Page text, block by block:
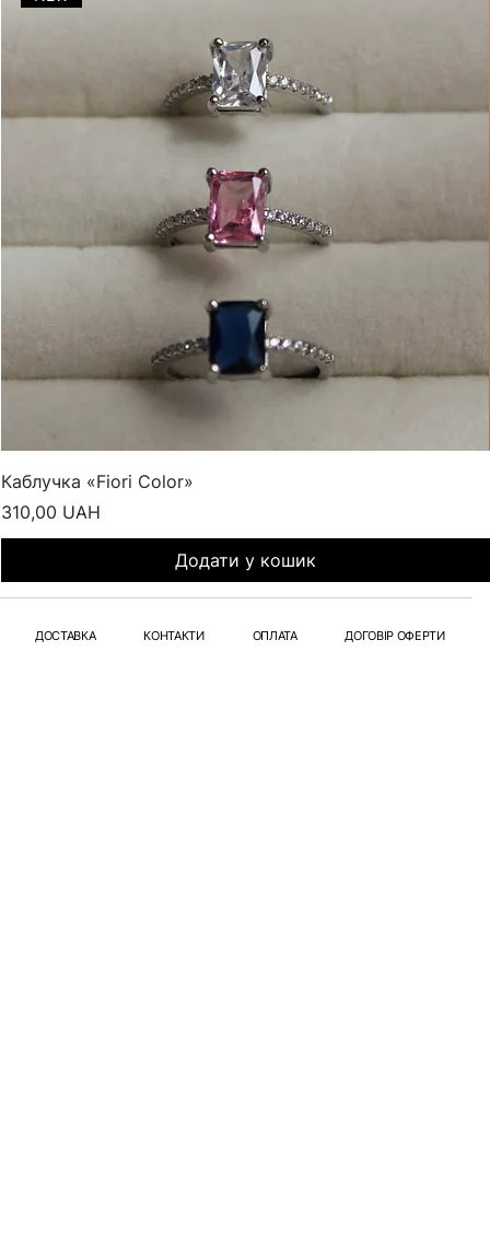
Каблучка «Fiori Color»
Ціна
310,00 UAH
Додати у кошик
ДОСТАВКА КОНТАКТИ ОПЛАТА ДОГОВІР ОФЕРТИ